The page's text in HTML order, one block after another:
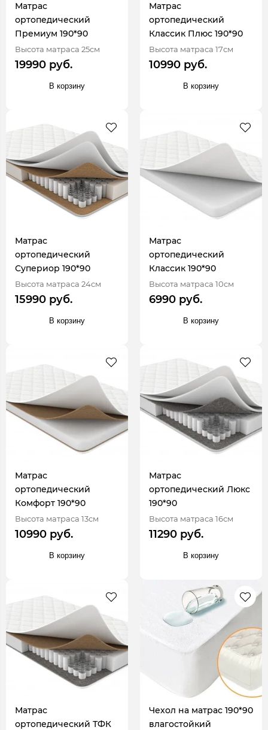
Матрас
ортопедический
Премиум 190*90
Высота матраса 25см
19990 руб.
В корзину
Матрас
ортопедический
Классик Плюс 190*90
Высота матраса 17см
10990 руб.
В корзину
Матрас
ортопедический
Супериор 190*90
Высота матраса 24см
15990 руб.
В корзину
Матрас
ортопедический
Классик 190*90
Высота матраса 10см
6990 руб.
В корзину
Матрас
ортопедический
Комфорт 190*90
Высота матраса 13см
10990 руб.
В корзину
Матрас
ортопедический Люкс
190*90
Высота матраса 16см
11290 руб.
В корзину
Матрас
ортопедический ТФК
Чехол на матрас 190*90
влагостойкий